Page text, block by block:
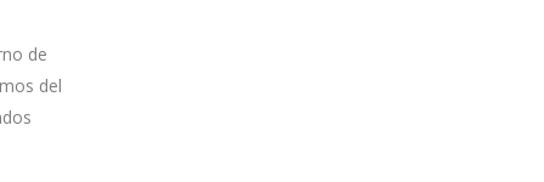
de
del